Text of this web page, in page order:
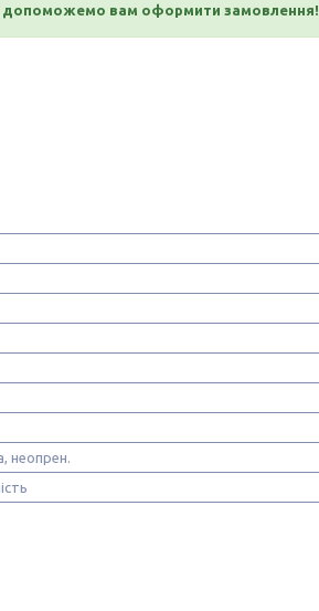
допоможемо вам оформити замовлення!
неопрен.